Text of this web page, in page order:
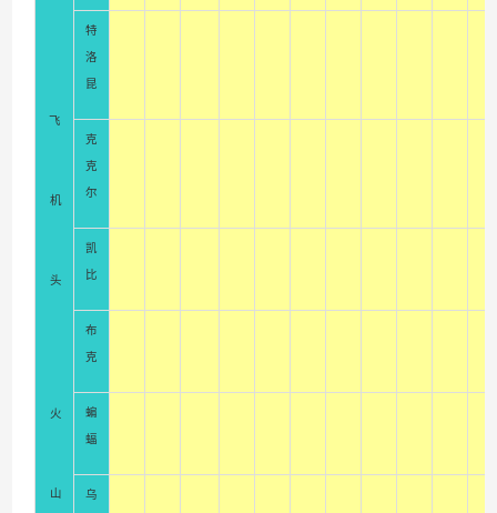
飞
机
头
火
山
特
洛
昆
克
克
尔
凯
比
布
克
蝙
蝠
乌